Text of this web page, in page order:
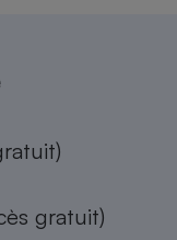
gratuit)